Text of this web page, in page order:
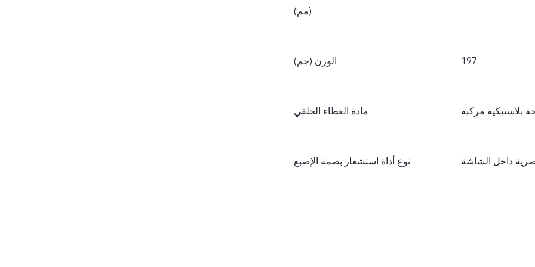
(مم)
الوزن (جم) 197
مادة الغطاء الخلفي بلاستيكية مركبة
نوع أداة استشعار بصمة الإصبع داخل الشاشة